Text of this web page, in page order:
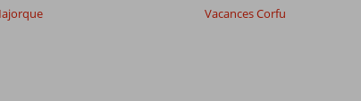
Vacances Corfu